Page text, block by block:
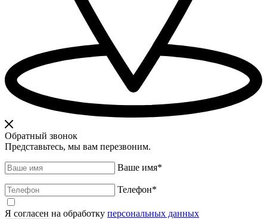
Обратный звонок
Представьтесь, мы вам перезвоним.
Ваше имя*
Телефон*
Я согласен на обработку персональных данных